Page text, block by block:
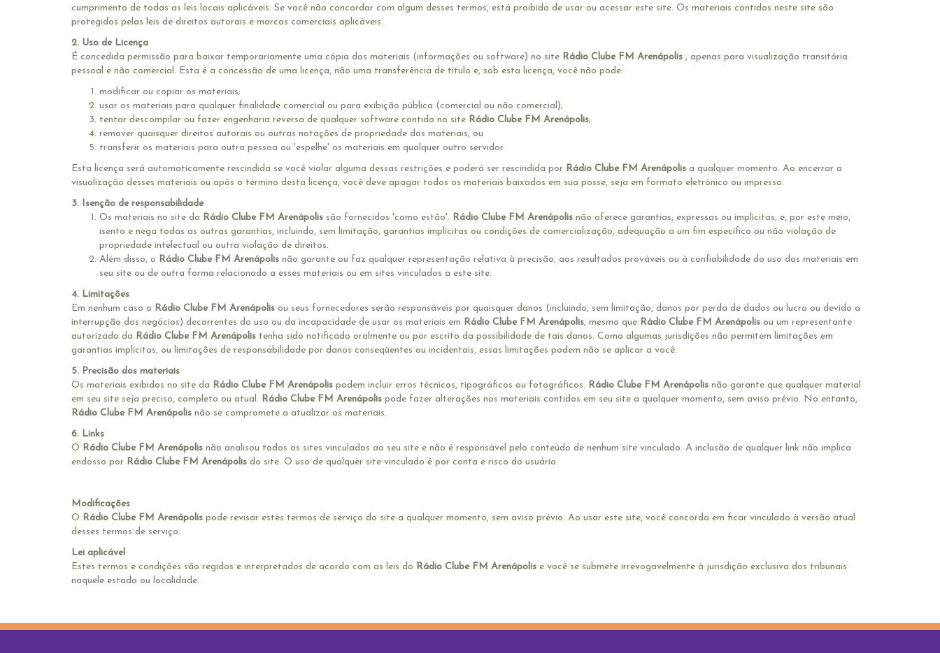
cumprimento de todas as leis locais aplicáveis. Se você não concordar com algum desses termos, está proibido de usar ou acessar este site. Os materiais contidos neste site são
protegidos pelas leis de direitos autorais e marcas comerciais aplicáveis.
2. Uso de Licença
É concedida permissão para baixar temporariamente uma cópia dos materiais (informações ou software) no site Rádio Clube FM Arenápolis , apenas para visualização transitória
pessoal e não comercial. Esta é a concessão de uma licença, não uma transferência de título e, sob esta licença, você não pode:
modificar ou copiar os materiais;
usar os materiais para qualquer finalidade comercial ou para exibição pública (comercial ou não comercial);
tentar descompilar ou fazer engenharia reversa de qualquer software contido no site Rádio Clube FM Arenápolis;
remover quaisquer direitos autorais ou outras notações de propriedade dos materiais; ou
transferir os materiais para outra pessoa ou 'espelhe' os materiais em qualquer outro servidor.
Esta licença será automaticamente rescindida se você violar alguma dessas restrições e poderá ser rescindida por Rádio Clube FM Arenápolis a qualquer momento. Ao encerrar a
visualização desses materiais ou após o término desta licença, você deve apagar todos os materiais baixados em sua posse, seja em formato eletrónico ou impresso.
3. Isenção de responsabilidade
Os materiais no site da Rádio Clube FM Arenápolis são fornecidos 'como estão'. Rádio Clube FM Arenápolis não oferece garantias, expressas ou implícitas, e, por este meio,
isenta e nega todas as outras garantias, incluindo, sem limitação, garantias implícitas ou condições de comercialização, adequação a um fim específico ou não violação de
propriedade intelectual ou outra violação de direitos.
Além disso, o Rádio Clube FM Arenápolis não garante ou faz qualquer representação relativa à precisão, aos resultados prováveis ou à confiabilidade do uso dos materiais em
seu site ou de outra forma relacionado a esses materiais ou em sites vinculados a este site.
4. Limitações
Em nenhum caso o Rádio Clube FM Arenápolis ou seus fornecedores serão responsáveis por quaisquer danos (incluindo, sem limitação, danos por perda de dados ou lucro ou devido a
interrupção dos negócios) decorrentes do uso ou da incapacidade de usar os materiais em Rádio Clube FM Arenápolis, mesmo que Rádio Clube FM Arenápolis ou um representante
autorizado da Rádio Clube FM Arenápolis tenha sido notificado oralmente ou por escrito da possibilidade de tais danos. Como algumas jurisdições não permitem limitações em
garantias implícitas, ou limitações de responsabilidade por danos conseqüentes ou incidentais, essas limitações podem não se aplicar a você.
5. Precisão dos materiais
Os materiais exibidos no site da Rádio Clube FM Arenápolis podem incluir erros técnicos, tipográficos ou fotográficos. Rádio Clube FM Arenápolis não garante que qualquer material
em seu site seja preciso, completo ou atual. Rádio Clube FM Arenápolis pode fazer alterações nos materiais contidos em seu site a qualquer momento, sem aviso prévio. No entanto,
Rádio Clube FM Arenápolis não se compromete a atualizar os materiais.
6. Links
O Rádio Clube FM Arenápolis não analisou todos os sites vinculados ao seu site e não é responsável pelo conteúdo de nenhum site vinculado. A inclusão de qualquer link não implica
endosso por Rádio Clube FM Arenápolis do site. O uso de qualquer site vinculado é por conta e risco do usuário.
Modificações
O Rádio Clube FM Arenápolis pode revisar estes termos de serviço do site a qualquer momento, sem aviso prévio. Ao usar este site, você concorda em ficar vinculado à versão atual
desses termos de serviço.
Lei aplicável
Estes termos e condições são regidos e interpretados de acordo com as leis do Rádio Clube FM Arenápolis e você se submete irrevogavelmente à jurisdição exclusiva dos tribunais
naquele estado ou localidade.